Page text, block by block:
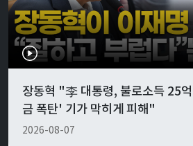
장동혁 "李 대통령, 불로소득 25
금 폭탄' 기가 막히게 피해"
2026-08-07